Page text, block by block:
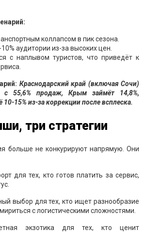
коллапсом в пик сезона.
аудитории из-за высоких цен.
с наплывом туристов, что приведёт к
Краснодарский край (включая Сочи)
с 55,6% продаж, Крым займёт 14,8%,
10-15% из-за коррекции после всплеска.
три стратегии
больше не конкурируют напрямую. Они
для тех, кто готов платить за сервис,
выбор для тех, кто ищет разнообразие
с логистическими сложностями.
экзотика для тех, кто ценит